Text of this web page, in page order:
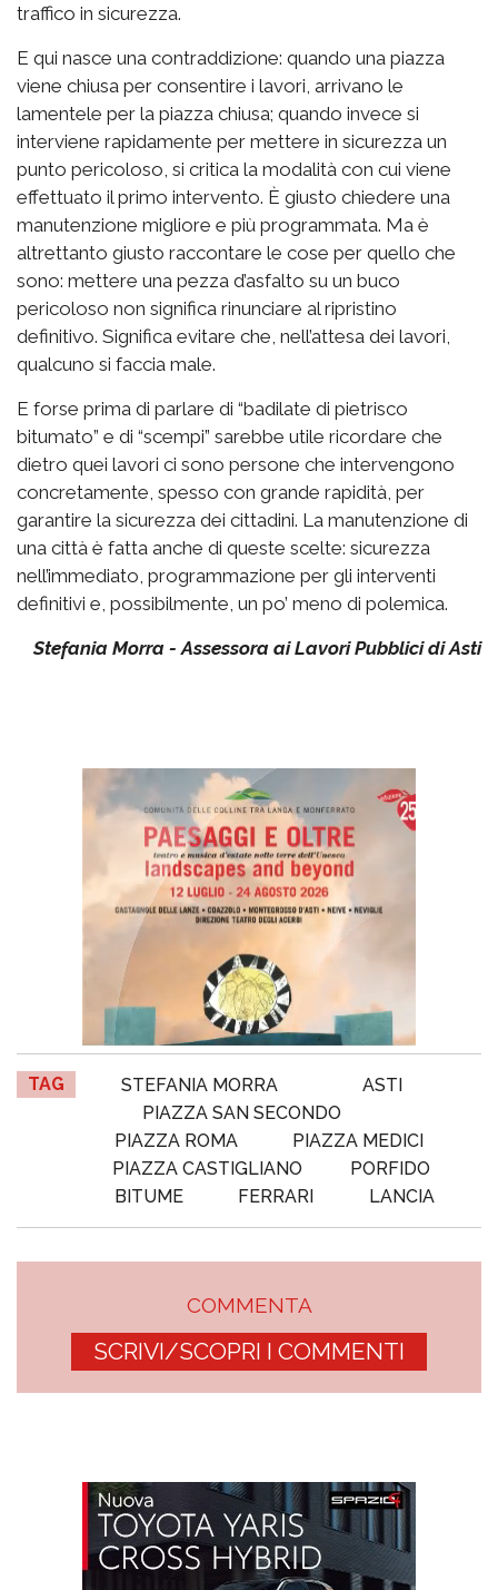
traffico in sicurezza.
E qui nasce una contraddizione: quando una piazza
viene chiusa per consentire i lavori, arrivano le
lamentele per la piazza chiusa; quando invece si
interviene rapidamente per mettere in sicurezza un
punto pericoloso, si critica la modalità con cui viene
effettuato il primo intervento. È giusto chiedere una
manutenzione migliore e più programmata. Ma è
altrettanto giusto raccontare le cose per quello che
sono: mettere una pezza d’asfalto su un buco
pericoloso non significa rinunciare al ripristino
definitivo. Significa evitare che, nell’attesa dei lavori,
qualcuno si faccia male.
E forse prima di parlare di “badilate di pietrisco
bitumato” e di “scempi” sarebbe utile ricordare che
dietro quei lavori ci sono persone che intervengono
concretamente, spesso con grande rapidità, per
garantire la sicurezza dei cittadini. La manutenzione di
una città è fatta anche di queste scelte: sicurezza
nell’immediato, programmazione per gli interventi
definitivi e, possibilmente, un po’ meno di polemica.
Stefania Morra - Assessora ai Lavori Pubblici di Asti
TAG STEFANIA MORRA
ASTI
PIAZZA SAN SECONDO
PIAZZA ROMA
PIAZZA MEDICI
PIAZZA CASTIGLIANO
PORFIDO
BITUME
FERRARI LANCIA
COMMENTA
SCRIVI/SCOPRI I COMMENTI